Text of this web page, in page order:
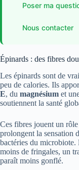
Poser ma
Nous contacter
Épinards : des fibres
Les épinards sont de
peu de calories. Ils
E, du magnésium et
soutiennent la santé
Ces fibres jouent un
prolongent la sensation
bactéries du microbiote.
moins de fringales, un
paraît moins gonflé.